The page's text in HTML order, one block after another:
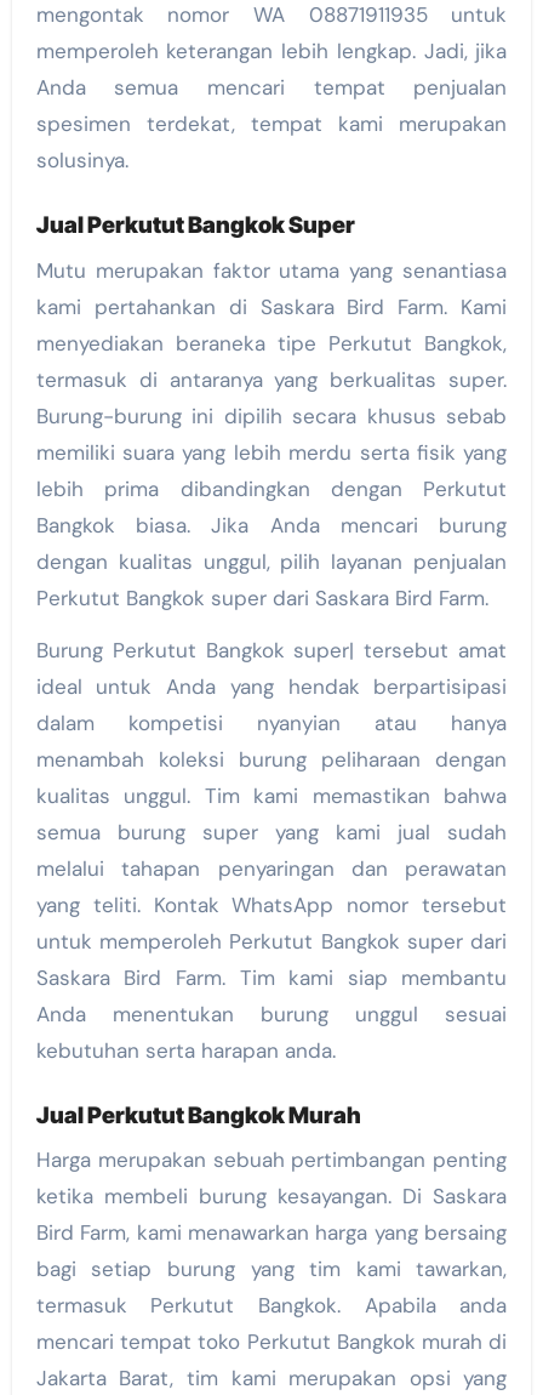
mengontak nomor WA 08871911935 untuk
memperoleh keterangan lebih lengkap. Jadi, jika
Anda semua mencari tempat penjualan
spesimen terdekat, tempat kami merupakan
solusinya.
Jual Perkutut Bangkok Super
Mutu merupakan faktor utama yang senantiasa
kami pertahankan di Saskara Bird Farm. Kami
menyediakan beraneka tipe Perkutut Bangkok,
termasuk di antaranya yang berkualitas super.
Burung-burung ini dipilih secara khusus sebab
memiliki suara yang lebih merdu serta fisik yang
lebih prima dibandingkan dengan Perkutut
Bangkok biasa. Jika Anda mencari burung
dengan kualitas unggul, pilih layanan penjualan
Perkutut Bangkok super dari Saskara Bird Farm.
Burung Perkutut Bangkok super| tersebut amat
ideal untuk Anda yang hendak berpartisipasi
dalam kompetisi nyanyian atau hanya
menambah koleksi burung peliharaan dengan
kualitas unggul. Tim kami memastikan bahwa
semua burung super yang kami jual sudah
melalui tahapan penyaringan dan perawatan
yang teliti. Kontak WhatsApp nomor tersebut
untuk memperoleh Perkutut Bangkok super dari
Saskara Bird Farm. Tim kami siap membantu
Anda menentukan burung unggul sesuai
kebutuhan serta harapan anda.
Jual Perkutut Bangkok Murah
Harga merupakan sebuah pertimbangan penting
ketika membeli burung kesayangan. Di Saskara
Bird Farm, kami menawarkan harga yang bersaing
bagi setiap burung yang tim kami tawarkan,
termasuk Perkutut Bangkok. Apabila anda
mencari tempat toko Perkutut Bangkok murah di
Jakarta Barat, tim kami merupakan opsi yang